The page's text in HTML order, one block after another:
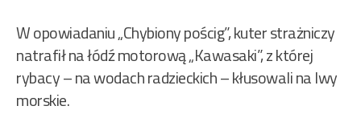
W opowiadaniu „Chybiony pościg”, kuter strażniczy
natrafił na łódź motorową „Kawasaki”, z której
rybacy – na wodach radzieckich – kłusowali na lwy
morskie.